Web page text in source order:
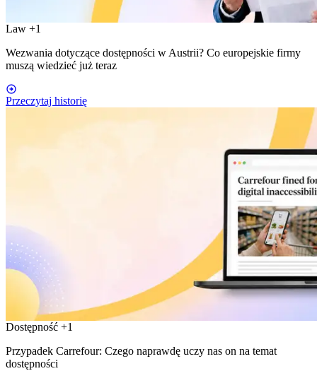
Law +1
Wezwania dotyczące dostępności w Austrii? Co europejskie firmy
muszą wiedzieć już teraz
Przeczytaj historię
Dostępność +1
Przypadek Carrefour: Czego naprawdę uczy nas on na temat
dostępności